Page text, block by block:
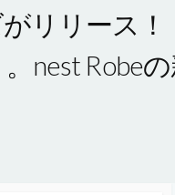
リリース
nest Robe